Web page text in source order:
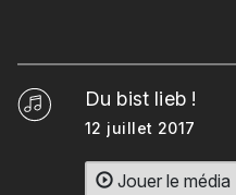
Du bist lieb !
12 juillet 2017
Jouer le média